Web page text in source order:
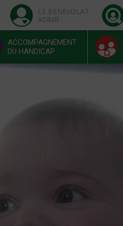
LE BÉNÉVOLAT
ADMR
ACCOMPAGNEMENT
DU HANDICAP